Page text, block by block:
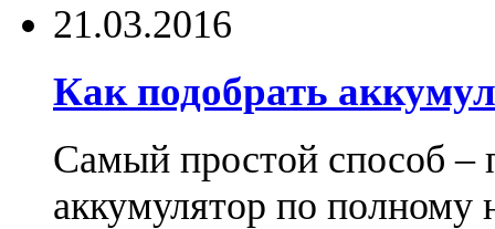
21.03.2016
Как подобрать
Самый простой способ –
аккумулятор по